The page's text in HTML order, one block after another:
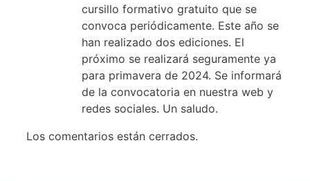
cursillo formativo gratuito que se
convoca periódicamente. Este año se
han realizado dos ediciones. El
próximo se realizará seguramente ya
para primavera de 2024. Se informará
de la convocatoria en nuestra web y
redes sociales. Un saludo.
Los comentarios están cerrados.